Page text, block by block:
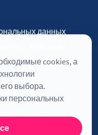
cookies, а
выбора.
персональных
данных
© 2026